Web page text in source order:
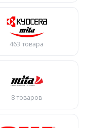
463 товара
8 товаров